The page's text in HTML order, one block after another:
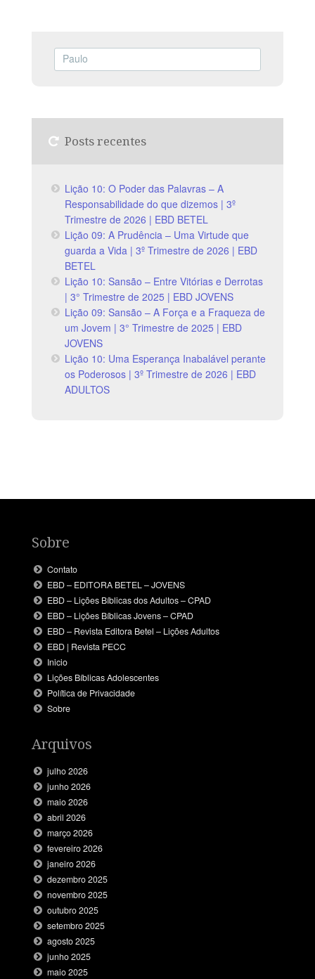
Posts recentes
Lição 10: O Poder das Palavras – A
Responsabilidade do que dizemos | 3º
Trimestre de 2026 | EBD BETEL
Lição 09: A Prudência – Uma Virtude que
guarda a Vida | 3º Trimestre de 2026 | EBD
BETEL
Lição 10: Sansão – Entre Vitórias e Derrotas
| 3° Trimestre de 2025 | EBD JOVENS
Lição 09: Sansão – A Força e a Fraqueza de
um Jovem | 3° Trimestre de 2025 | EBD
JOVENS
Lição 10: Uma Esperança Inabalável perante
os Poderosos | 3º Trimestre de 2026 | EBD
ADULTOS
Sobre
Contato
EBD – EDITORA BETEL – JOVENS
EBD – Lições Bíblicas dos Adultos – CPAD
EBD – Lições Bíblicas Jovens – CPAD
EBD – Revista Editora Betel – Lições Adultos
EBD | Revista PECC
Inicio
Lições Bíblicas Adolescentes
Política de Privacidade
Sobre
Arquivos
julho 2026
junho 2026
maio 2026
abril 2026
março 2026
fevereiro 2026
janeiro 2026
dezembro 2025
novembro 2025
outubro 2025
setembro 2025
agosto 2025
junho 2025
maio 2025